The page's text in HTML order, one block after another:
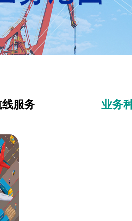
线服务 业务